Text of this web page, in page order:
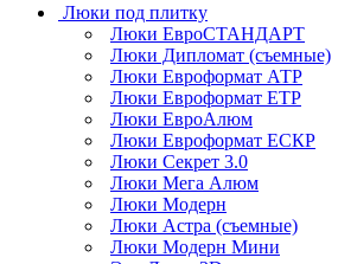
Люки под плитку
Люки ЕвроСТАНДАРТ
Люки Дипломат (съемные)
Люки Евроформат АТР
Люки Евроформат ЕТР
Люки ЕвроАлюм
Люки Евроформат ЕСКР
Люки Секрет 3.0
Люки Мега Алюм
Люки Модерн
Люки Астра (съемные)
Люки Модерн Мини